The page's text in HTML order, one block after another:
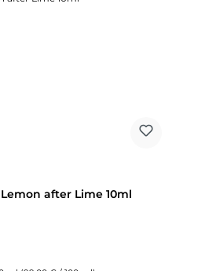
after Lime 10ml